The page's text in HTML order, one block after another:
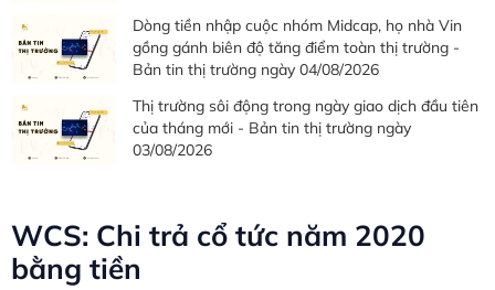
WCS: Chi trả cổ tức năm 2020
bằng tiền
Dòng tiền nhập cuộc nhóm Midcap, họ nhà Vin
gồng gánh biên độ tăng điểm toàn thị trường -
Bản tin thị trường ngày 04/08/2026
Thị trường sôi động trong ngày giao dịch đầu tiên
của tháng mới - Bản tin thị trường ngày
03/08/2026